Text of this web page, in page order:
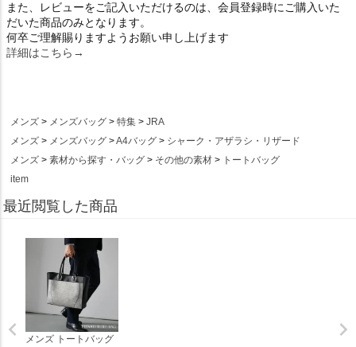
また、レビューをご記入いただけるのは、会員登録時にご購入いた
だいた商品のみとなります。
何卒ご理解賜りますようお願い申し上げます
詳細はこちら→
メンズ メンズバッグ 特集
JRA
メンズ
メンズバッグ A4バッグ
シャーク・アザラシ・リザード
メンズ
素材から探す・バッグ その他の素材
トートバッグ
item
最近閲覧した商品
メンズ トートバッグ